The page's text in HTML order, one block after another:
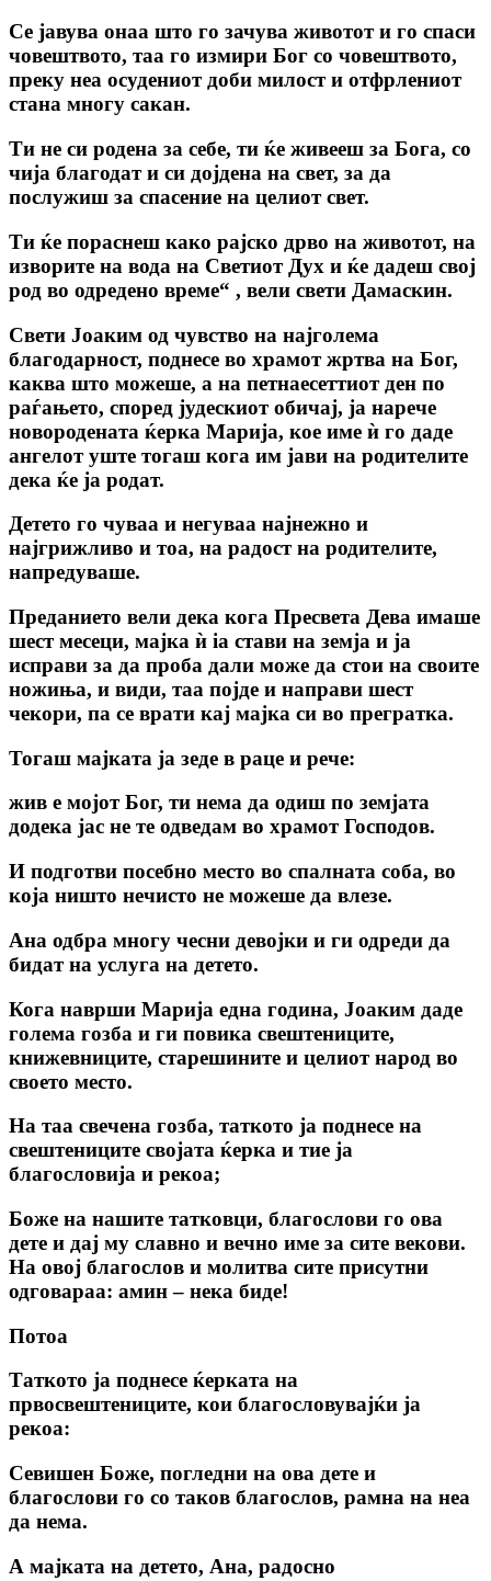
Се јавува онаа што го зачува животот и го спаси
човештвото, таа го измири Бог со човештвото,
преку неа осудениот доби милост и отфрлениот
стана многу сакан.
Ти не си родена за себе, ти ќе живееш за Бога, со
чија благодат и си дојдена на свет, за да
послужиш за спасение на целиот свет.
Ти ќе пораснеш како рајско дрво на животот, на
изворите на вода на Светиот Дух и ќе дадеш свој
род во одредено време“ , вели свети Дамаскин.
Свети Jоаким од чувство на најголема
благодарност, поднесе во храмот жртва на Бог,
каква што можеше, а на петнаесеттиот ден по
раѓањето, според јудескиот обичај, ја нарече
новородената ќерка Марија, кое име ѝ го даде
ангелот уште тогаш кога им јави на родителите
дека ќе ја родат.
Детето го чуваа и негуваа најнежно и
најгрижливо и тоа, на радост на родителите,
напредуваше.
Преданието вели дека кога Пресвета Дева имаше
шест месеци, мајка ѝ іа стави на земја и ја
исправи за да проба дали може да стои на своите
ножиња, и види, таа појде и направи шест
чекори, па се врати кај мајка си во прегратка.
Тогаш мајката jа зеде в раце и рече:
жив е мојот Бог, ти нема да одиш по земјата
додека јас не те одведам во храмот Господов.
И подготви посебно место во спалната соба, во
која ништо нечисто не можеше да влезе.
Ана одбра многу чесни девојки и ги одреди да
бидат на услуга на детето.
Кога наврши Марија една година, Јоаким даде
голема гозба и ги повика свештениците,
книжевниците, старешините и целиот народ во
своето место.
На таа свечена гозба, таткото ја поднесе на
свештениците својата ќерка и тие ја
благословија и рекоа;
Боже на нашите татковци, благослови го ова
дете и дај му славно и вечно име за сите векови.
На овој благослов и молитва сите присутни
одговараа: амин – нека биде!
Потоа
Таткото ја поднесе ќерката на
првосвештениците, кои благословувајќи ја
рекоа:
Севишен Боже, погледни на ова дете и
благослови го со таков благослов, рамна на неа
да нема.
А мајката на детето, Ана, радосно